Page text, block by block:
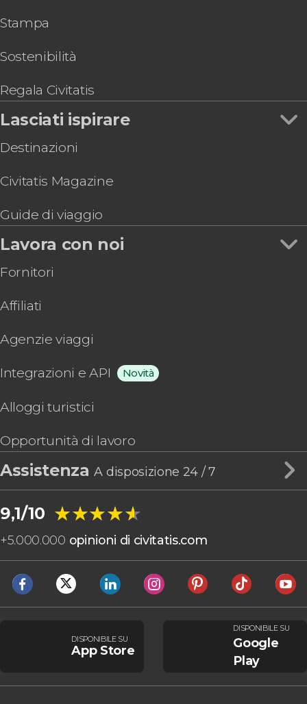
Stampa
Sostenibilità
Regala Civitatis
Lasciati ispirare
Destinazioni
Civitatis Magazine
Guide di viaggio
Lavora con noi
Fornitori
Affiliati
Agenzie viaggi
Integrazioni e API Novità
Alloggi turistici
Opportunità di lavoro
AssistenzaA disposizione 24 / 7
9,1/10 ★★★★★
★★★★★
+5.000.000 opinioni di civitatis.com
DISPONIBILE SU
App Store
DISPONIBILE SU
Google
Play